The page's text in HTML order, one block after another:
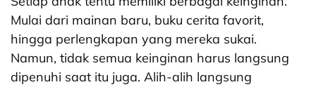
Mulai dari mainan baru, buku cerita favorit,
hingga perlengkapan yang mereka sukai.
Namun, tidak semua keinginan harus langsung
dipenuhi saat itu juga. Alih-alih langsung